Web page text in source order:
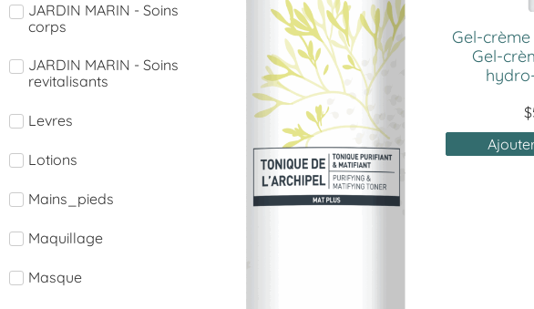
JARDIN MARIN - Soins
corps
JARDIN MARIN - Soins
revitalisants
Levres
Lotions
Mains_pieds
Maquillage
Masque
Gel-crème
Gel-
$